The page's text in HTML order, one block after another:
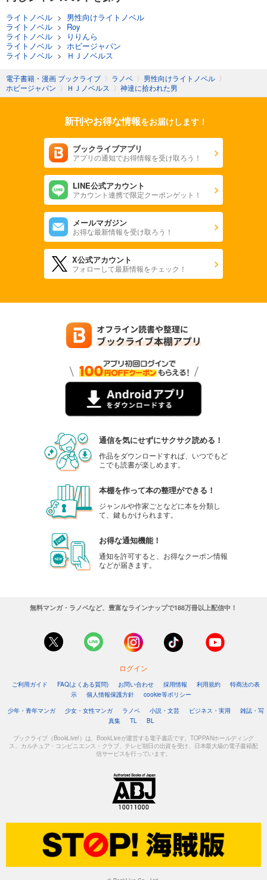
ライトノベル > 男性向けライトノベル
ライトノベル > Roy
ライトノベル >
りりんら
ライトノベル > ホビージャパン
ライトノベル > ＨＪノベルス
電子書籍・漫画 ブックライブ 〉 ラノベ 〉 男性向けライトノベル 〉
ホビージャパン 〉 ＨＪノベルス 〉 神達に拾われた男
新刊やお得な情報をお届けします！
ブックライブアプリ
アプリの通知でお得情報を受け取ろう！
LINE公式アカウント
アカウント連携で限定クーポンゲット！
メールマガジン
お得な最新情報を受け取ろう！
X公式アカウント
フォローして最新情報をチェック！
通信を気にせずにサクサク読める！
作品をダウンロードすれば、いつでもど
こでも読書が楽しめます。
本棚を作って本の整理ができる！
ジャンルや作家ごとなどに本を分類し
て、鍵もかけられます。
お得な通知機能！
通知を許可すると、お得なクーポン情報
などが届きます。
無料マンガ・ラノベなど、豊富なラインナップで188万冊以上配信中！
ログイン
ご利用ガイド FAQ(よくある質問) お問い合わせ 採用情報 利用規約
特商法の表
示
個人情報保護方針
cookie等ポリシー
少年・青年マンガ
少女・女性マンガ ラノベ 小説・文芸 ビジネス・実用
雑誌・写
真集
TL BL
ブックライブ（BookLive!）は、BookLiveが運営する電子書店です。TOPPANホールディング
ス、カルチュア・コンビニエンス・クラブ、テレビ朝日の出資を受け、日本最大級の電子書籍配
信サービスを行っています。